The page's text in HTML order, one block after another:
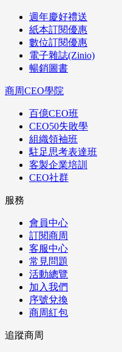
週年慶好禮送
紙本訂閱優惠
數位訂閱優惠
電子雜誌(Zinio)
暢銷圖書
商周CEO學院
百億CEO班
CEO50失敗學
組織領袖班
駐足思考表達班
客製企業培訓
CEO社群
服務
會員中心
訂閱商周
客服中心
常見問題
活動總覽
加入我們
序號兌換
商周紅包
追蹤商周